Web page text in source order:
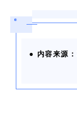
● 内容来源：